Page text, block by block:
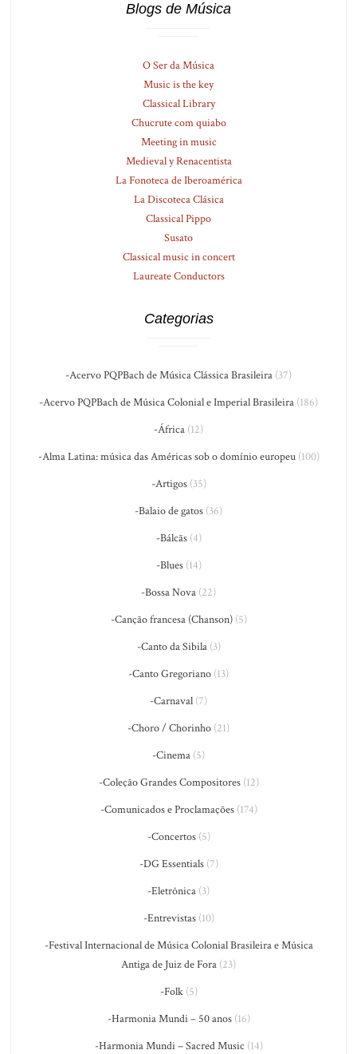
Blogs de Música
O Ser da Música
Music is the key
Classical Library
Chucrute com quiabo
Meeting in music
Medieval y Renacentista
La Fonoteca de Iberoamérica
La Discoteca Clásica
Classical Pippo
Susato
Classical music in concert
Laureate Conductors
Categorias
-Acervo PQPBach de Música Clássica Brasileira (37)
-Acervo PQPBach de Música Colonial e Imperial Brasileira (186)
-África (12)
-Alma Latina: música das Américas sob o domínio europeu(100)
-Artigos(35)
-Balaio de gatos (36)
-Bálcãs(4)
-Blues(14)
-Bossa Nova (22)
-Canção francesa (Chanson)(5)
-Canto da Sibila(3)
-Canto Gregoriano (13)
-Carnaval (7)
-Choro / Chorinho (21)
-Cinema (5)
-Coleção Grandes Compositores(12)
-Comunicados e Proclamações(174)
-Concertos(5)
-DG Essentials(7)
-Eletrônica (3)
-Entrevistas(10)
-Festival Internacional de Música Colonial Brasileira e Música
Antiga de Juiz de Fora (23)
-Folk(5)
-Harmonia Mundi – 50 anos(16)
-Harmonia Mundi – Sacred Music (14)